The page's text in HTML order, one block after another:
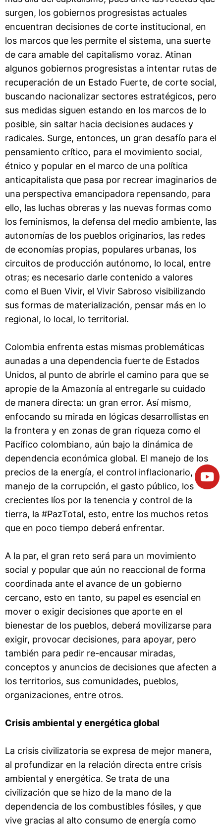
surgen, los gobiernos progresistas actuales
encuentran decisiones de corte institucional, en
los marcos que les permite el sistema, una suerte
de cara amable del capitalismo voraz. Atinan
algunos gobiernos progresistas a intentar rutas de
recuperación de un Estado Fuerte, de corte social,
buscando nacionalizar sectores estratégicos, pero
sus medidas siguen estando en los marcos de lo
posible, sin saltar hacia decisiones audaces y
radicales. Surge, entonces, un gran desafío para el
pensamiento crítico, para el movimiento social,
étnico y popular en el marco de una política
anticapitalista que pasa por recrear imaginarios de
una perspectiva emancipadora repensando, para
ello, las luchas obreras y las nuevas formas como
los feminismos, la defensa del medio ambiente, las
autonomías de los pueblos originarios, las redes
de economías propias, populares urbanas, los
circuitos de producción autónomo, lo local, entre
otras; es necesario darle contenido a valores
como el Buen Vivir, el Vivir Sabroso visibilizando
sus formas de materialización, pensar más en lo
regional, lo local, lo territorial.
Colombia enfrenta estas mismas problemáticas
aunadas a una dependencia fuerte de Estados
Unidos, al punto de abrirle el camino para que se
apropie de la Amazonía al entregarle su cuidado
de manera directa: un gran error. Así mismo,
enfocando su mirada en lógicas desarrollistas en
la frontera y en zonas de gran riqueza como el
Pacífico colombiano, aún bajo la dinámica de
dependencia económica global. El manejo de los
precios de la energía, el control inflacionario, el
manejo de la corrupción, el gasto público, los
crecientes líos por la tenencia y control de la
tierra, la #PazTotal, esto, entre los muchos retos
que en poco tiempo deberá enfrentar.
A la par, el gran reto será para un movimiento
social y popular que aún no reaccional de forma
coordinada ante el avance de un gobierno
cercano, esto en tanto, su papel es esencial en
mover o exigir decisiones que aporte en el
bienestar de los pueblos, deberá movilizarse para
exigir, provocar decisiones, para apoyar, pero
también para pedir re-encausar miradas,
conceptos y anuncios de decisiones que afecten a
los territorios, sus comunidades, pueblos,
organizaciones, entre otros.
Crisis ambiental y energética global
La crisis civilizatoria se expresa de mejor manera,
al profundizar en la relación directa entre crisis
ambiental y energética. Se trata de una
civilización que se hizo de la mano de la
dependencia de los combustibles fósiles, y que
vive gracias al alto consumo de energía como